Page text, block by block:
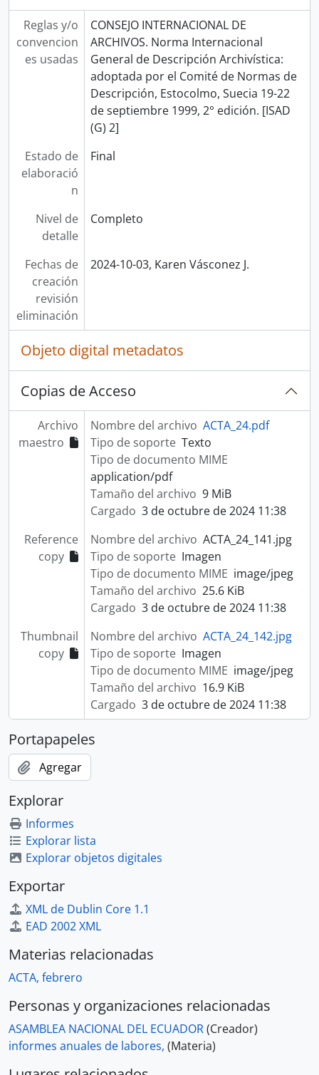
Reglas y/o
convencion
es usadas
CONSEJO INTERNACIONAL DE
ARCHIVOS. Norma Internacional
General de Descripción Archivística:
adoptada por el Comité de Normas de
Descripción, Estocolmo, Suecia 19-22
de septiembre 1999, 2° edición. [ISAD
(G) 2]
Estado de
elaboració
n
Final
Nivel de
detalle
Completo
Fechas de
creación
revisión
eliminación
2024-10-03, Karen Vásconez J.
Objeto digital metadatos
Copias de Acceso
Archivo
maestro
Nombre del archivo ACTA_24.pdf
Tipo de soporte Texto
Tipo de documento MIME
application/pdf
Tamaño del archivo 9 MiB
Cargado 3 de octubre de 2024 11:38
Reference
copy
Nombre del archivo ACTA_24_141.jpg
Tipo de soporte Imagen
Tipo de documento MIME image/jpeg
Tamaño del archivo 25.6 KiB
Cargado 3 de octubre de 2024 11:38
Thumbnail
copy
Nombre del archivo ACTA_24_142.jpg
Tipo de soporte Imagen
Tipo de documento MIME image/jpeg
Tamaño del archivo 16.9 KiB
Cargado 3 de octubre de 2024 11:38
Portapapeles
Agregar
Explorar
Informes
Explorar lista
Explorar objetos digitales
Exportar
XML de Dublin Core 1.1
EAD 2002 XML
Materias relacionadas
ACTA, febrero
Personas y organizaciones relacionadas
ASAMBLEA NACIONAL DEL ECUADOR(Creador)
informes anuales de labores, (Materia)